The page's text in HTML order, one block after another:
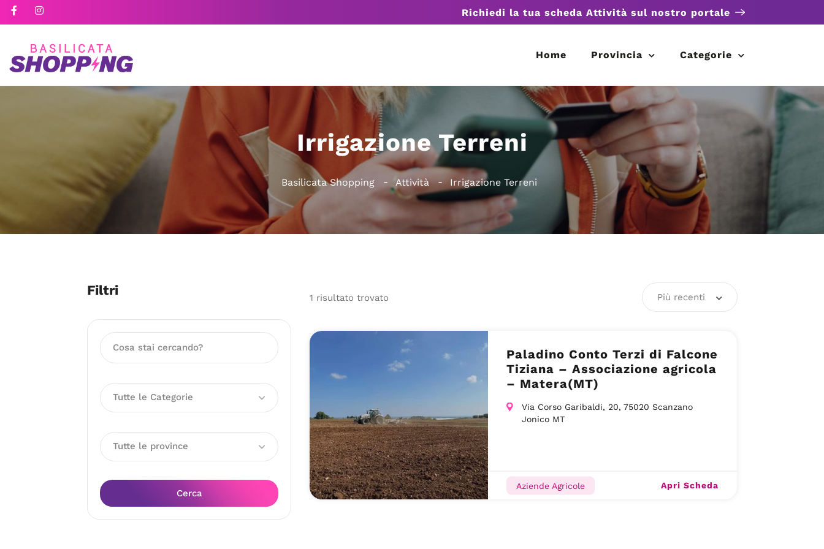
Richiedi la tua scheda Attività sul nostro portale
Home Provincia Categorie
Irrigazione Terreni
Basilicata Shopping Attività Irrigazione Terreni
Filtri
Tutte le Categorie
Tutte le province
Cerca
1 risultato trovato Più recenti
Paladino Conto Terzi di Falcone
Tiziana – Associazione agricola
– Matera(MT)
Via Corso Garibaldi, 20, 75020 Scanzano
Jonico MT
Aziende Agricole Apri Scheda